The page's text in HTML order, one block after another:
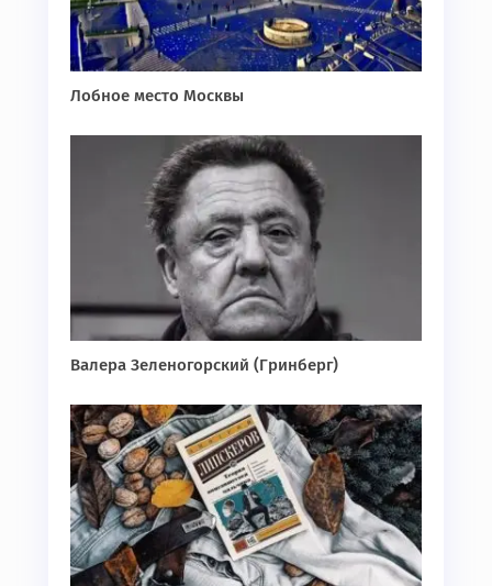
Лобное место Москвы
Валера Зеленогорский (Гринберг)